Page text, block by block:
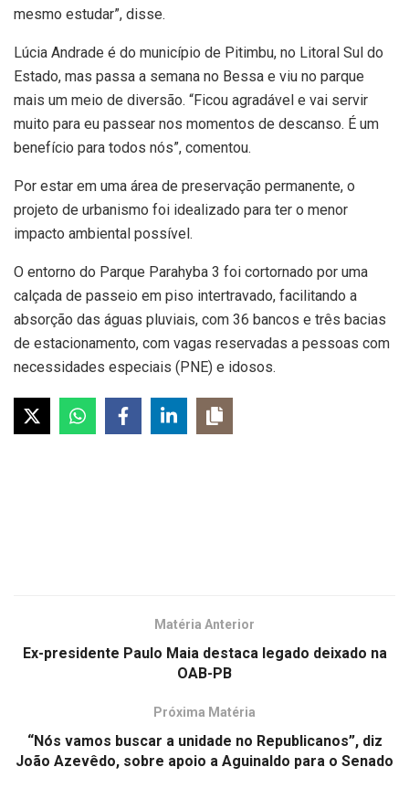
mesmo estudar”, disse.
Lúcia Andrade é do município de Pitimbu, no Litoral Sul do
Estado, mas passa a semana no Bessa e viu no parque
mais um meio de diversão. “Ficou agradável e vai servir
muito para eu passear nos momentos de descanso. É um
benefício para todos nós”, comentou.
Por estar em uma área de preservação permanente, o
projeto de urbanismo foi idealizado para ter o menor
impacto ambiental possível.
O entorno do Parque Parahyba 3 foi cortornado por uma
calçada de passeio em piso intertravado, facilitando a
absorção das águas pluviais, com 36 bancos e três bacias
de estacionamento, com vagas reservadas a pessoas com
necessidades especiais (PNE) e idosos.
Matéria Anterior
Ex-presidente Paulo Maia destaca legado deixado na
OAB-PB
Próxima Matéria
“Nós vamos buscar a unidade no Republicanos”, diz
João Azevêdo, sobre apoio a Aguinaldo para o Senado